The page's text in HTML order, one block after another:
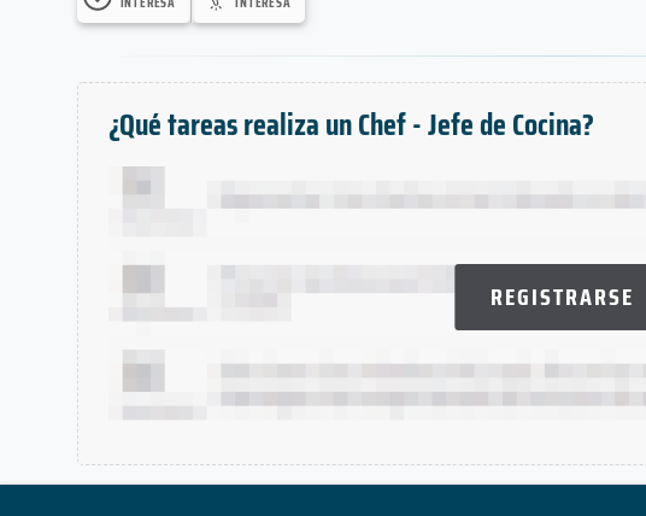
¿Qué tareas realiza un Chef - Jefe de Cocina?
REGISTRARSE